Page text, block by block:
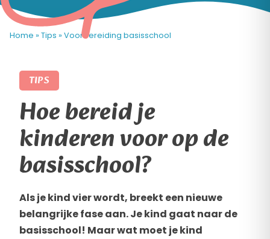
Home » Tips » Voorbereiding basisschool
TIPS
Hoe bereid je
kinderen voor op de
basisschool?
Als je kind vier wordt, breekt een nieuwe
belangrijke fase aan. Je kind gaat naar de
basisschool! Maar wat moet je kind